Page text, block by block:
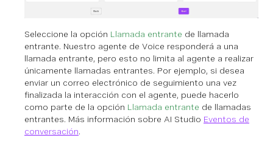
Seleccione la opción Llamada entrante de llamada
entrante. Nuestro agente de Voice responderá a una
llamada entrante, pero esto no limita al agente a realizar
únicamente llamadas entrantes. Por ejemplo, si desea
enviar un correo electrónico de seguimiento una vez
finalizada la interacción con el agente, puede hacerlo
como parte de la opción Llamada entrante de llamadas
entrantes. Más información sobre AI Studio Eventos de
conversación.